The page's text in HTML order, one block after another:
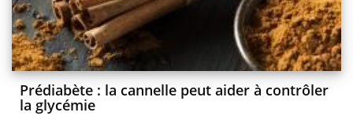
Prédiabète : la cannelle peut aider à contrôler
la glycémie